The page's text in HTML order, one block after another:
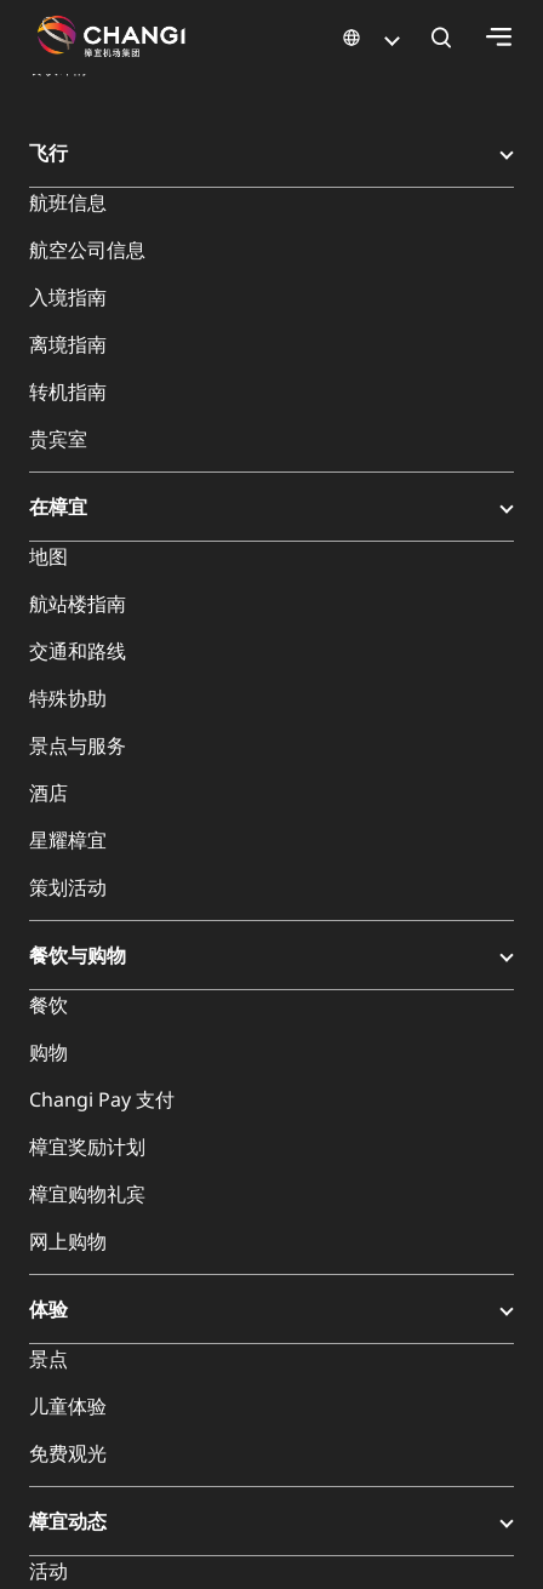
所
樟
宜
网
站:
选
择
言:
樟宜机场 樟宜机场餐饮与购物
餐饮指南：餐厅和美食 | 樟宜机场
飞行
航班信息
航空公司信息
入境指南
离境指南
转机指南
贵宾室
在樟宜
地图
航站楼指南
交通和路线
特殊协助
景点与服务
酒店
星耀樟宜
策划活动
餐饮与购物
餐饮
购物
Changi Pay 支付
樟宜奖励计划
樟宜购物礼宾
网上购物
体验
景点
儿童体验
免费观光
樟宜动态
活动